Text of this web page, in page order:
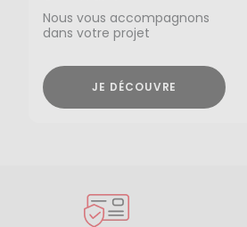
Nous vous accompagnons
dans votre projet
JE DÉCOUVRE